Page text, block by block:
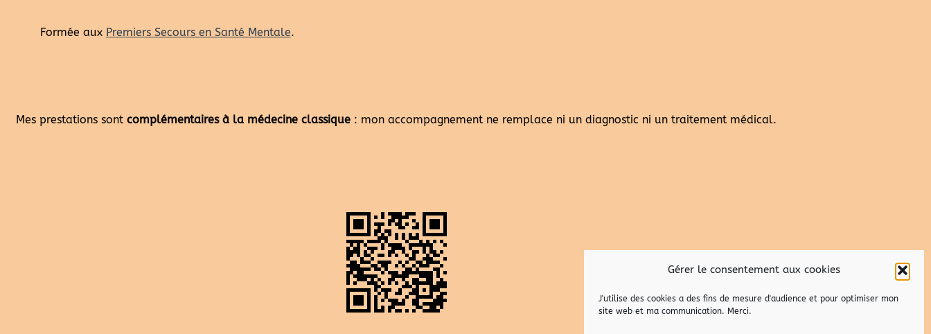
Gérer le consentement aux cookies
J'utilise des cookies a des fins de mesure d'audience et pour optimiser mon
site web et ma communication. Merci.
Formée aux Premiers Secours en Santé Mentale.
Mes prestations sont complémentaires à la médecine classique : mon accompagnement ne remplace ni un diagnostic ni un traitement médical.